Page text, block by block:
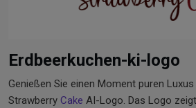
Erdbeerkuchen-ki-logo
Genießen Sie einen Moment puren
Strawberry Cake AI-Logo. Das Logo